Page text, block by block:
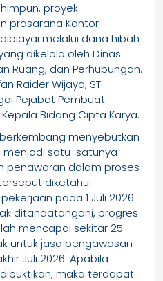
proyek
prasarana Kantor
melalui dana hibah
dikelola oleh Dinas
Ruang, dan Perhubungan.
Raider Wijaya, ST
Pejabat Pembuat
Bidang Cipta Karya.
menyebutkan
menjadi satu-satunya
penawaran dalam proses
diketahui
pada 1 Juli 2026.
ditandatangani, progres
mencapai sekitar 25
untuk jasa pengawasan
Juli 2026. Apabila
maka terdapat